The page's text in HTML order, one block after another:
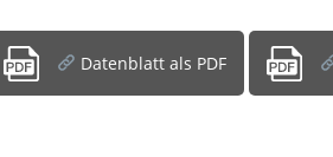
Datenblatt als PDF